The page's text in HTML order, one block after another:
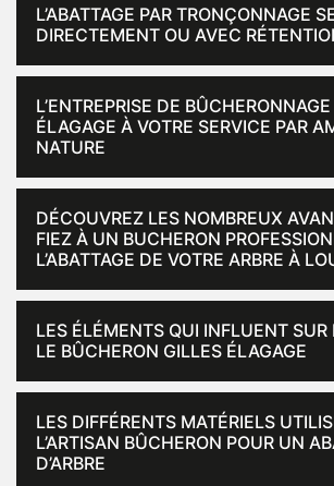
L’ABATTAGE PAR TRONÇONNAGE
DIRECTEMENT OU AVEC
L’ENTREPRISE DE
ÉLAGAGE À VOTRE SERVICE PAR
NATURE
DÉCOUVREZ LES NOMBREUX
FIEZ À UN BUCHERON
L’ABATTAGE DE VOTRE ARBRE À
LES ÉLÉMENTS QUI INFLUENT SUR
LE BÛCHERON GILLES ÉLAGAGE
LES DIFFÉRENTS MATÉRIELS
L’ARTISAN BÛCHERON POUR UN
D’ARBRE